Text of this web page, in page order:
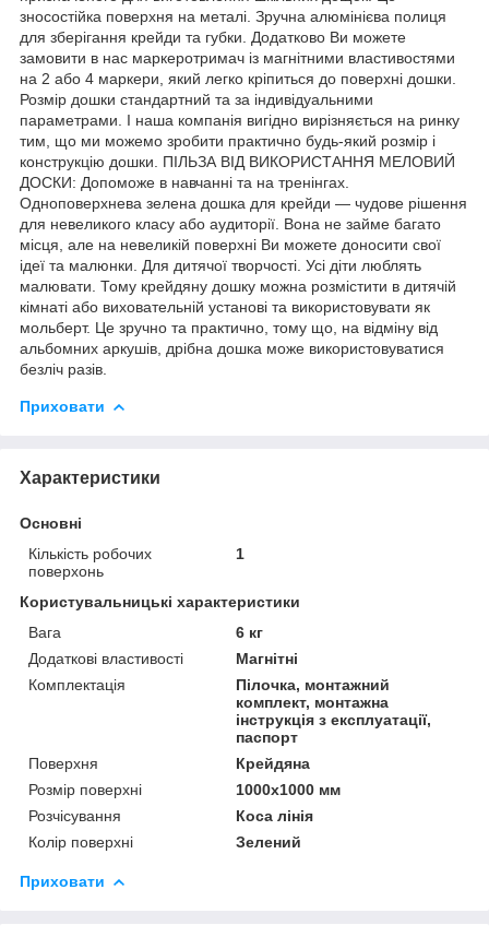
зносостійка поверхня на металі. Зручна алюмінієва полиця
для зберігання крейди та губки. Додатково Ви можете
замовити в нас маркеротримач із магнітними властивостями
на 2 або 4 маркери, який легко кріпиться до поверхні дошки.
Розмір дошки стандартний та за індивідуальними
параметрами. І наша компанія вигідно вирізняється на ринку
тим, що ми можемо зробити практично будь-який розмір і
конструкцію дошки. ПІЛЬЗА ВІД ВИКОРИСТАННЯ МЕЛОВИЙ
ДОСКИ: Допоможе в навчанні та на тренінгах.
Одноповерхнева зелена дошка для крейди — чудове рішення
для невеликого класу або аудиторії. Вона не займе багато
місця, але на невеликій поверхні Ви можете доносити свої
ідеї та малюнки. Для дитячої творчості. Усі діти люблять
малювати. Тому крейдяну дошку можна розмістити в дитячій
кімнаті або виховательній установі та використовувати як
мольберт. Це зручно та практично, тому що, на відміну від
альбомних аркушів, дрібна дошка може використовуватися
безліч разів.
Приховати
Характеристики
Основні
Кількість робочих
поверхонь
1
Користувальницькі характеристики
Вага
6 кг
Додаткові властивості
Магнітні
Комплектація
Пілочка, монтажний
комплект, монтажна
інструкція з експлуатації,
паспорт
Поверхня
Крейдяна
Розмір поверхні
1000x1000 мм
Розчісування
Коса лінія
Колір поверхні
Зелений
Приховати